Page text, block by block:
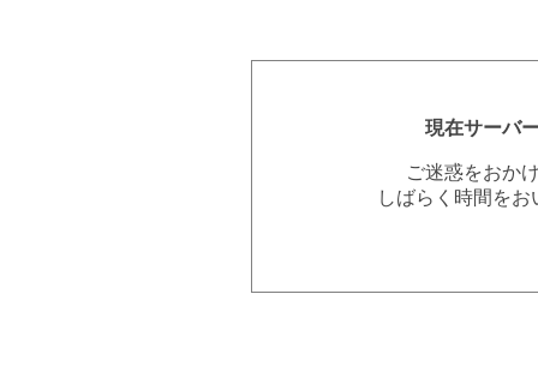
現在サーバ
ご迷惑をおか
しばらく時間を